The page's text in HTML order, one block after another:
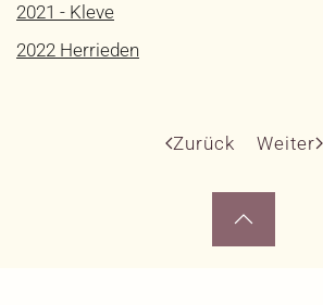
2021 - Kleve
2022 Herrieden
Zurück Weiter